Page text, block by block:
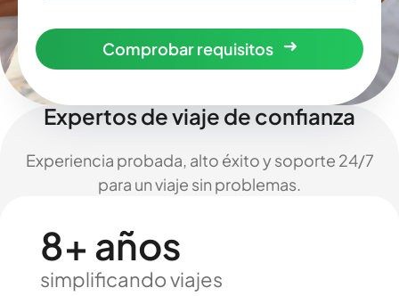
Comprobar requisitos
Expertos de viaje de confianza
Experiencia probada, alto éxito y soporte 24/7
para un viaje sin problemas.
8+ años
simplificando viajes